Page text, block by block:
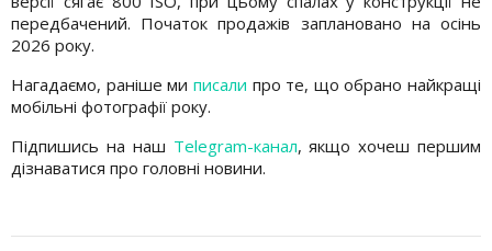
передбачений. Початок продажів заплановано на осінь
2026 року.
Нагадаємо, раніше ми писали про те, що обрано найкращі
мобільні фотографії року.
Підпишись на наш Telegram-канал, якщо хочеш першим
дізнаватися про головні новини.